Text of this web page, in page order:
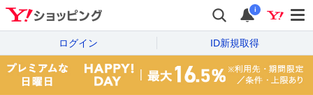
i
ログイン ID新規取得